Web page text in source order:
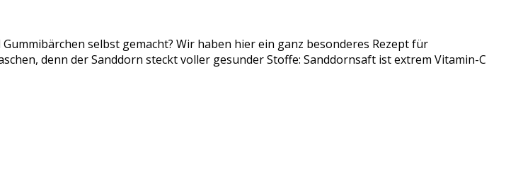
selbst gemacht? Wir haben hier ein ganz besonderes Rezept für
denn der Sanddorn steckt voller gesunder Stoffe: Sanddornsaft ist extrem Vitamin-C